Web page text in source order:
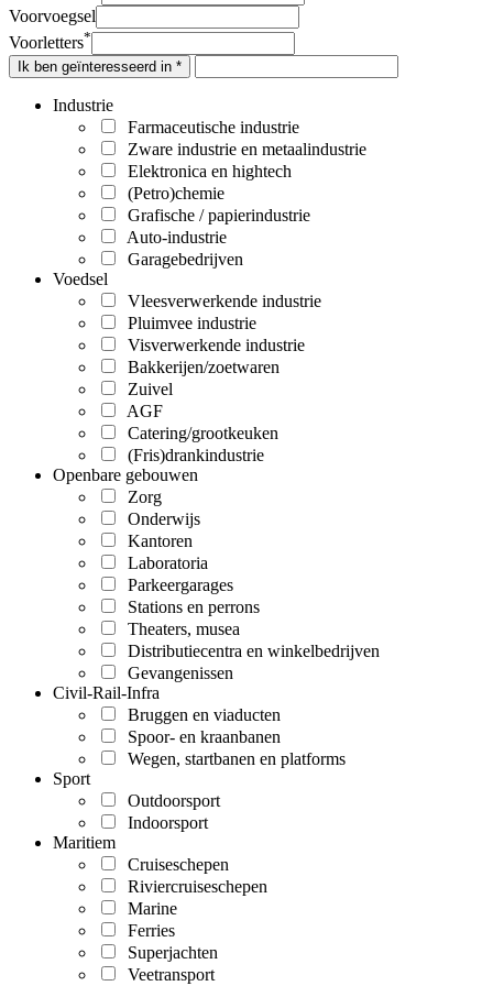
Voorvoegsel
Voorletters*
Ik ben geïnteresseerd in *
Industrie
Farmaceutische industrie
Zware industrie en metaalindustrie
Elektronica en hightech
(Petro)chemie
Grafische / papierindustrie
Auto-industrie
Garagebedrijven
Voedsel
Vleesverwerkende industrie
Pluimvee industrie
Visverwerkende industrie
Bakkerijen/zoetwaren
Zuivel
AGF
Catering/grootkeuken
(Fris)drankindustrie
Openbare gebouwen
Zorg
Onderwijs
Kantoren
Laboratoria
Parkeergarages
Stations en perrons
Theaters, musea
Distributiecentra en winkelbedrijven
Gevangenissen
Civil-Rail-Infra
Bruggen en viaducten
Spoor- en kraanbanen
Wegen, startbanen en platforms
Sport
Outdoorsport
Indoorsport
Maritiem
Cruiseschepen
Riviercruiseschepen
Marine
Ferries
Superjachten
Veetransport